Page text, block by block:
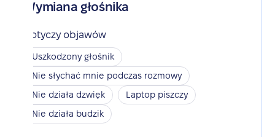
Wymiana głośnika
Dotyczy objawów
Uszkodzony głośnik
Nie słychać mnie podczas rozmowy
Nie działa dzwięk
Laptop piszczy
Nie działa budzik